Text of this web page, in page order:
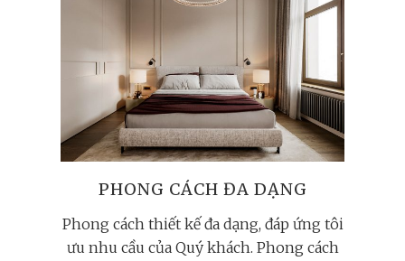
PHONG CÁCH ĐA DẠNG
Phong cách thiết kế đa dạng, đáp ứng tôi
ưu nhu cầu của Quý khách. Phong cách